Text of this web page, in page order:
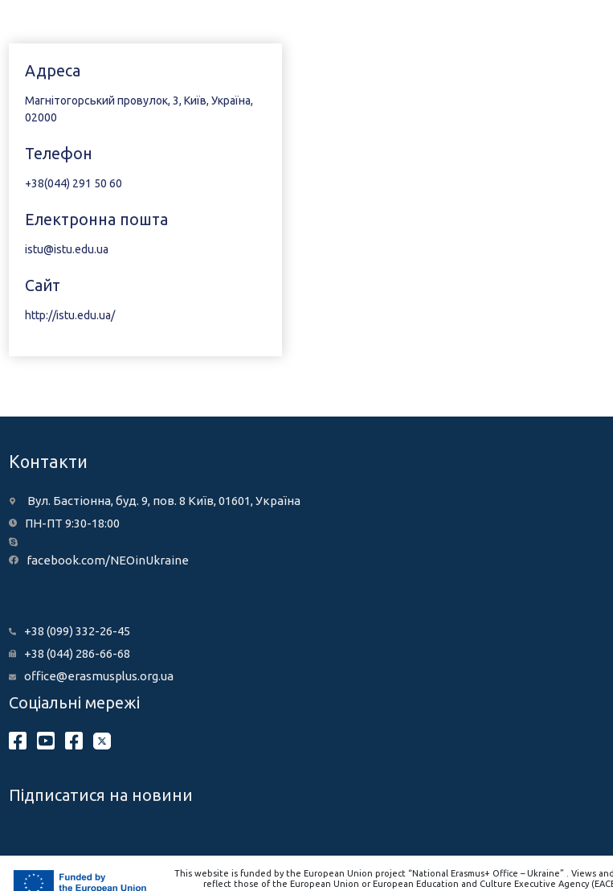
Адреса
Магнітогорський провулок, 3, Київ, Україна,
02000
Телефон
+38(044) 291 50 60
Електронна пошта
istu@istu.edu.ua
Сайт
http://istu.edu.ua/
Контакти
Вул. Бастіонна, буд. 9, пов. 8 Київ, 01601, Україна
ПН-ПТ 9:30-18:00
facebook.com/NEOinUkraine
+38 (099) 332-26-45
+38 (044) 286-66-68
office@erasmusplus.org.ua
Соціальні мережі
Підписатися на новини
This website is funded by the European Union project “National Erasmus+ Office – Ukraine” . Views
reflect those of the European Union or European Education and Culture Executive Agency